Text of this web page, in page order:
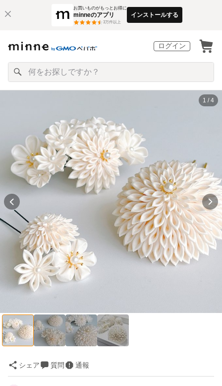
お買いものがもっとお得に
minneのアプリ
3万件以上
インストールする
ログイン
1 / 4
シェア 質問 通報